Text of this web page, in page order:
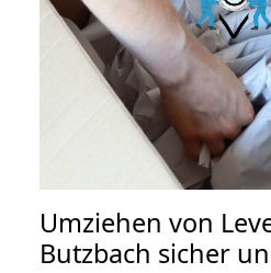
Umziehen von
Butzbach sicher